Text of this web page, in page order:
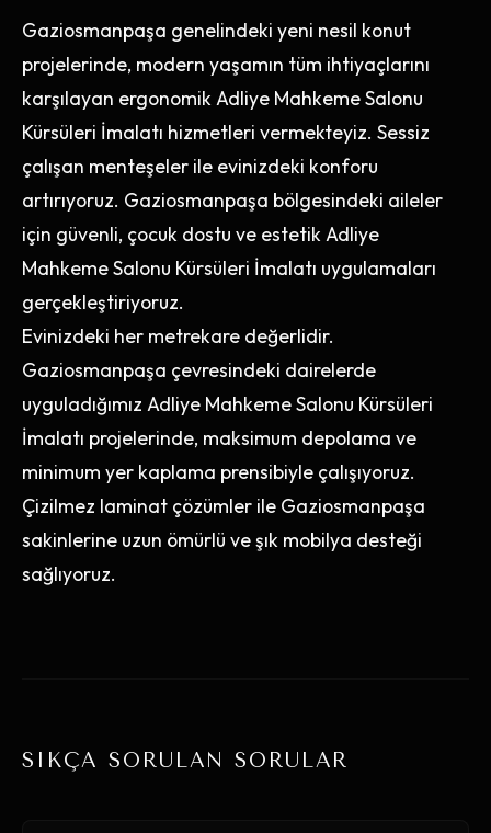
Gaziosmanpaşa genelindeki yeni nesil konut
projelerinde, modern yaşamın tüm ihtiyaçlarını
karşılayan ergonomik Adliye Mahkeme Salonu
Kürsüleri İmalatı hizmetleri vermekteyiz. Sessiz
çalışan menteşeler ile evinizdeki konforu
artırıyoruz. Gaziosmanpaşa bölgesindeki aileler
için güvenli, çocuk dostu ve estetik Adliye
Mahkeme Salonu Kürsüleri İmalatı uygulamaları
gerçekleştiriyoruz.
Evinizdeki her metrekare değerlidir.
Gaziosmanpaşa çevresindeki dairelerde
uyguladığımız Adliye Mahkeme Salonu Kürsüleri
İmalatı projelerinde, maksimum depolama ve
minimum yer kaplama prensibiyle çalışıyoruz.
Çizilmez laminat çözümler ile Gaziosmanpaşa
sakinlerine uzun ömürlü ve şık mobilya desteği
sağlıyoruz.
SIKÇA SORULAN SORULAR